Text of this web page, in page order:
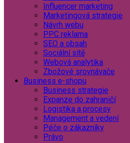
Influencer marketing
Marketingová strategie
Návrh webu
PPC reklama
SEO a obsah
Sociální sítě
Webová analytika
Zbožové srovnávače
Business e-shopu
Business strategie
Expanze do zahraničí
Logistika a procesy
Management a vedení
Péče o zákazníky
Právo